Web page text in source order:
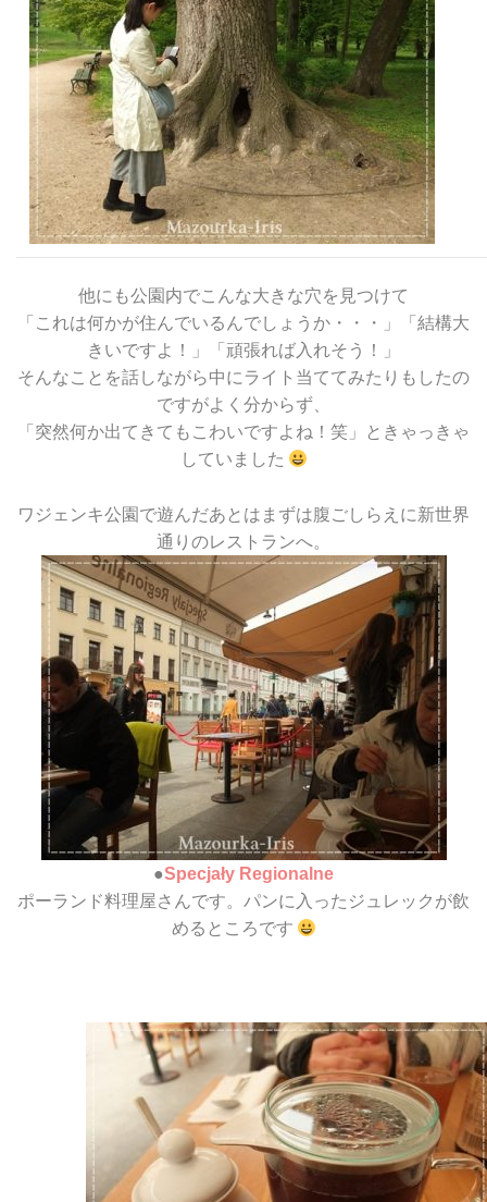
他にも公園内でこんな大きな穴を見つけて
「これは何かが住んでいるんでしょうか・・・」「結構大
きいですよ！」「頑張れば入れそう！」
そんなことを話しながら中にライト当ててみたりもしたの
ですがよく分からず、
「突然何か出てきてもこわいですよね！笑」ときゃっきゃ
していました
ワジェンキ公園で遊んだあとはまずは腹ごしらえに新世界
通りのレストランへ。
●Specjały Regionalne
ポーランド料理屋さんです。パンに入ったジュレックが飲
めるところです